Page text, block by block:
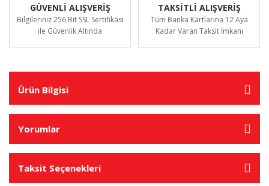
GÜVENLİ ALIŞVERİŞ
Bilgileriniz 256 Bit SSL Sertifikası
ile Güvenlik Altında
TAKSİTLİ ALIŞVERİŞ
Tüm Banka Kartlarına 12 Aya
Kadar Varan Taksit İmkanı
Ürün Bilgisi
Yorumlar
Taksit Seçenekleri